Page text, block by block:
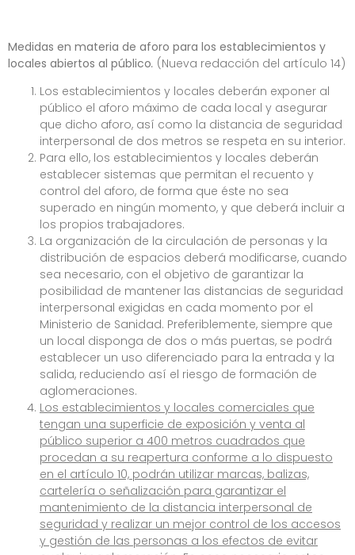
Medidas en materia de aforo para los establecimientos y
locales abiertos al público. (Nueva redacción del artículo 14)
Los establecimientos y locales deberán exponer al
público el aforo máximo de cada local y asegurar
que dicho aforo, así como la distancia de seguridad
interpersonal de dos metros se respeta en su interior.
Para ello, los establecimientos y locales deberán
establecer sistemas que permitan el recuento y
control del aforo, de forma que éste no sea
superado en ningún momento, y que deberá incluir a
los propios trabajadores.
La organización de la circulación de personas y la
distribución de espacios deberá modificarse, cuando
sea necesario, con el objetivo de garantizar la
posibilidad de mantener las distancias de seguridad
interpersonal exigidas en cada momento por el
Ministerio de Sanidad. Preferiblemente, siempre que
un local disponga de dos o más puertas, se podrá
establecer un uso diferenciado para la entrada y la
salida, reduciendo así el riesgo de formación de
aglomeraciones.
Los establecimientos y locales comerciales que
tengan una superficie de exposición y venta al
público superior a 400 metros cuadrados que
procedan a su reapertura conforme a lo dispuesto
en el artículo 10, podrán utilizar marcas, balizas,
cartelería o señalización para garantizar el
mantenimiento de la distancia interpersonal de
seguridad y realizar un mejor control de los accesos
y gestión de las personas a los efectos de evitar